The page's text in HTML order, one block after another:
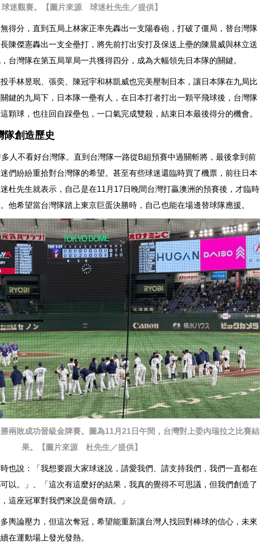
球迷觀賽。【圖片來源 球迷杜先生／提供】
得分，直到五局上林家正率先轟出一支陽春砲，打破了僵局，替台灣隊
陳傑憲轟出一支全壘打，將先前打出安打及保送上壘的陳晨威與林立送
台灣隊在第五局單局一共獲得四分，成為大幅領先日本隊的關鍵。
手林昱珉、張奕、陳冠宇和林凱威也完美壓制日本，讓日本隊在九局比
鍵的九局下，日本隊一壘有人，在日本打者打出一顆平飛球後，台灣隊
顆球，也往回自踩壘包，一口氣完成雙殺，結束日本最後得分的機會。
創造歷史
人不看好台灣隊。直到台灣隊一路從B組預賽中過關斬將，最後拿到前
們紛紛重拾對台灣隊的希望。甚至有些球迷還臨時買了機票，前往日本
杜先生就表示，自己是在11月17日晚間台灣打贏澳洲的預賽後，才臨時
他希望當台灣隊踏上東京巨蛋決勝時，自己也能在場邊替球隊應援。
兩敗成功晉級金牌賽。圖為11月21日午間，台灣對上委內瑞拉之比賽結
果。【圖片來源 杜先生／提供】
也說：「我想要跟大家球迷說，請愛我們、請支持我們，我們一直都在
以。」、「這次有這麼好的結果，我真的覺得不可思議，但我們創造了
這座冠軍對我們來說是個奇蹟。」
輿論壓力，但這次奪冠，希望能重新讓台灣人找回對棒球的信心，未來
在運動場上發光發熱。